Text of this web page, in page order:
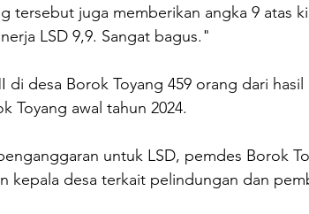
tersebut juga memberikan angka 9 atas
LSD 9,9. Sangat bagus."
di desa Borok Toyang 459 orang dari
Toyang awal tahun 2024.
untuk LSD, pemdes Borok
kepala desa terkait pelindungan dan